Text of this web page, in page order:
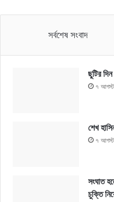
সর্বশেষ সংবাদ
ছুটির
৭
শেখ
৭
সংঘাত
চুক্তি